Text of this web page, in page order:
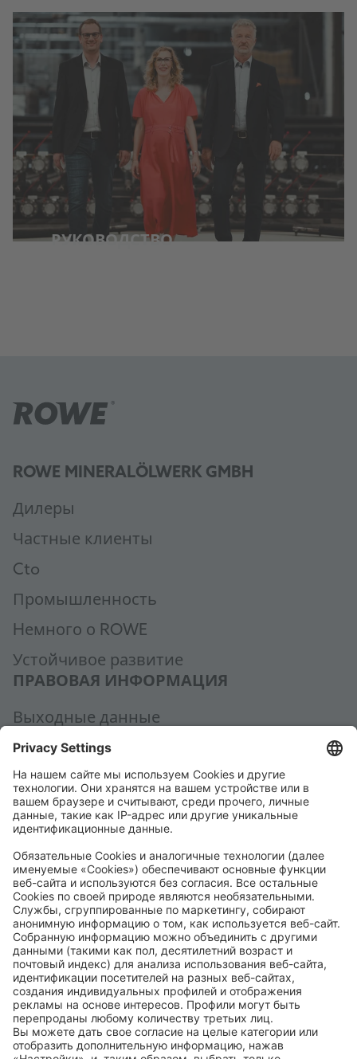
РУКОВОДСТВО
ROWE MINERALÖLWERK GMBH
Дилеры
Частные клиенты
Cto
Промышленность
Hемного о ROWE
Устойчивое развитие
ПРАВОВАЯ ИНФОРМАЦИЯ
Выходные данные
Политика конфиденциальности
Общие условия заключения сделки
Общие условия приобретения
Code of Conduct
Accessibility Statement
ROWE SOCIAL
СЕРТИФИЦИРОВАНО
МЫ ПОМОГАЕМ